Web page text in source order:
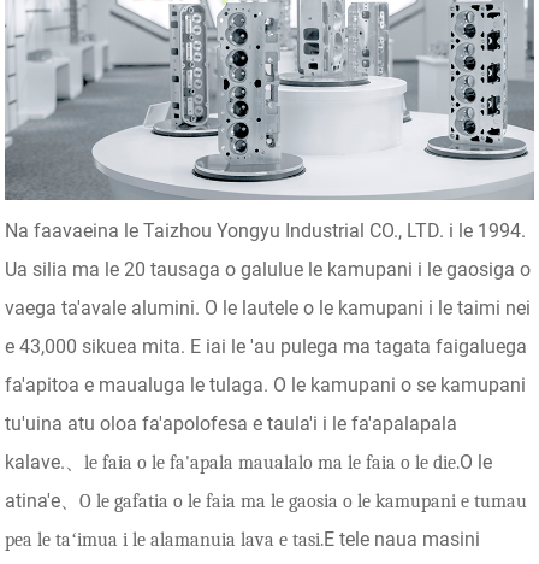
Na faavaeina le Taizhou Yongyu Industrial CO., LTD. i le 1994.
Ua silia ma le 20 tausaga o galulue le kamupani i le gaosiga o
vaega ta'avale alumini. O le lautele o le kamupani i le taimi nei
e 43,000 sikuea mita. E iai le 'au pulega ma tagata faigaluega
fa'apitoa e maualuga le tulaga. O le kamupani o se kamupani
tu'uina atu oloa fa'apolofesa e taula'i i le fa'apalapala
kalave. 、le faia o le fa'apala maualalo ma le faia o le die.O le
atina'e 、O le gafatia o le faia ma le gaosia o le kamupani e tumau
pea le taʻimua i le alamanuia lava e tasi.E tele naua masini